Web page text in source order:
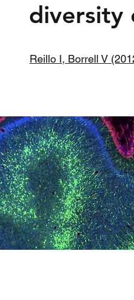
diversity
Reillo I, Borrell V